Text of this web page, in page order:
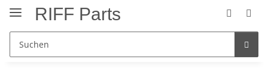
RIFF Parts